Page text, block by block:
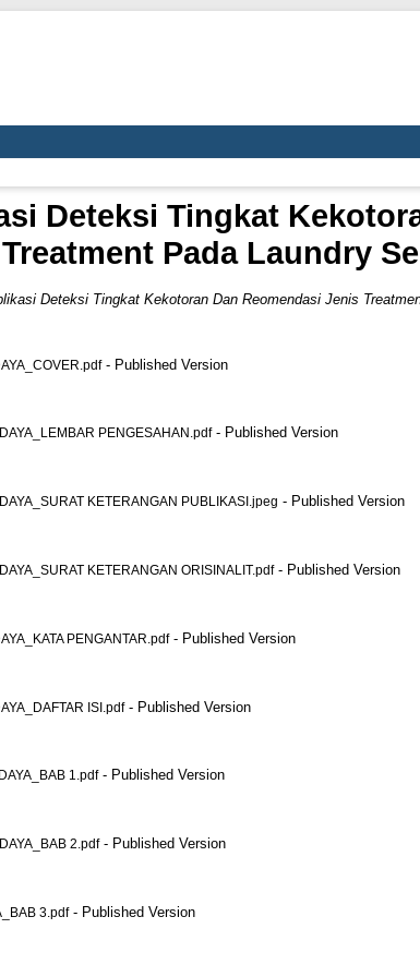
Deteksi Tingkat
Treatment Pada Laundry
Deteksi Tingkat Kekotoran Dan Reomendasi Jenis
- Published Version
PENGESAHAN.pdf- Published Version
KETERANGAN PUBLIKASI.jpeg - Published Version
KETERANGAN ORISINALIT.pdf- Published Version
PENGANTAR.pdf- Published Version
ISI.pdf- Published Version
1.pdf- Published Version
2.pdf- Published Version
3.pdf- Published Version